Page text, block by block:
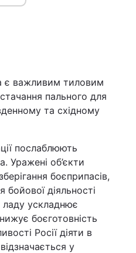
є важливим тиловим
пального для
та східному
послаблюють
Уражені об’єкти
боєприпасів,
бойової діяльності
ладу ускладнює
боєготовність
Росії діяти в
у